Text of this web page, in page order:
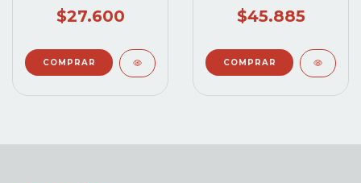
$27.600
Saga 49)
$45.885